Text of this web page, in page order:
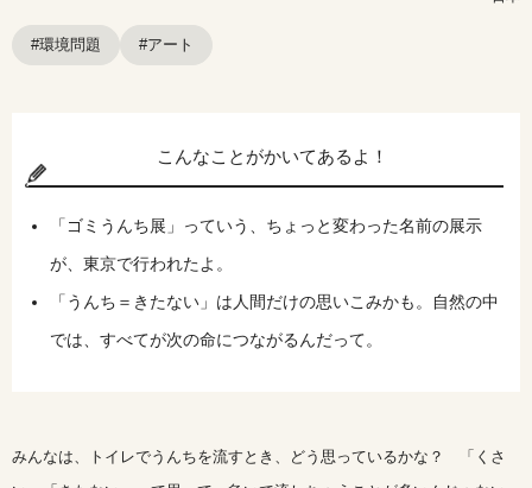
#環境問題 #アート
こんなことがかいてあるよ！
「ゴミうんち展」っていう、ちょっと変わった名前の展示
が、東京で行われたよ。
「うんち＝きたない」は人間だけの思いこみかも。自然の中
では、すべてが次の命につながるんだって。
みんなは、トイレでうんちを流すとき、どう思っているかな？ 「くさ